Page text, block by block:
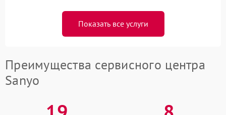
Показать все услуги
Преимущества сервисного центра
Sanyo